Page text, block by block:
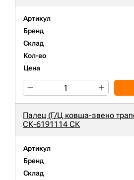
Артикул
Бренд
Склад
Кол-во
Цена
Палец (Г/Ц ковша-звено
СК-6191114 СК
Артикул
Бренд
Склад